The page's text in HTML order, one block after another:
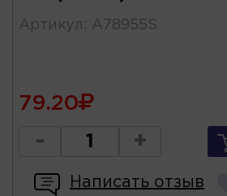
Артикул : A78955S
79.20
- +
Написать отзыв